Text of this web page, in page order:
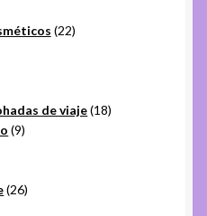
2222
de viaje 1818
99
2626